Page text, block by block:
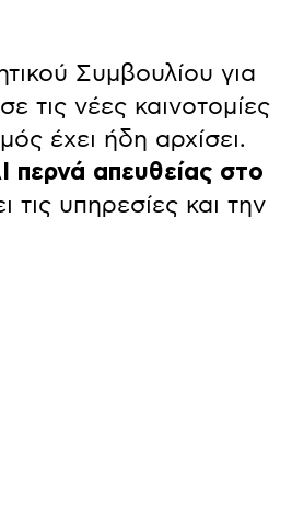
Συμβουλίου για
τις νέες καινοτομίες
έχει ήδη αρχίσει.
περνά απευθείας στο
τις υπηρεσίες και την